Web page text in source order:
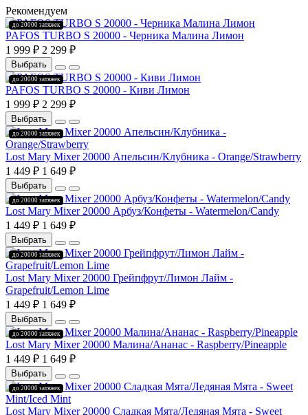
Рекомендуем
до 20000 затяжек
PAFOS TURBO S 20000 - Черника Малина Лимон
1 999 ₽ 2 299 ₽
Выбрать
до 20000 затяжек
PAFOS TURBO S 20000 - Киви Лимон
1 999 ₽ 2 299 ₽
Выбрать
до 20000 затяжек
Lost Mary Mixer 20000 Апельсин/Клубника - Orange/Strawberry
1 449 ₽ 1 649 ₽
Выбрать
до 20000 затяжек
Lost Mary Mixer 20000 Арбуз/Конфеты - Watermelon/Candy
1 449 ₽ 1 649 ₽
Выбрать
до 20000 затяжек
Lost Mary Mixer 20000 Грейпфрут/Лимон Лайм -
Grapefruit/Lemon Lime
1 449 ₽ 1 649 ₽
Выбрать
до 20000 затяжек
Lost Mary Mixer 20000 Малина/Ананас - Raspberry/Pineapple
1 449 ₽ 1 649 ₽
Выбрать
до 20000 затяжек
Lost Mary Mixer 20000 Сладкая Мята/Ледяная Мята - Sweet